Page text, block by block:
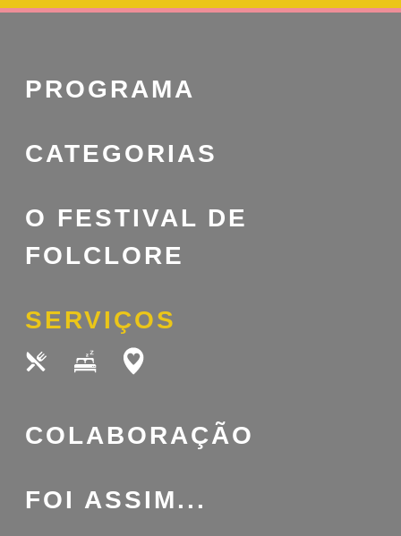
PROGRAMA
CATEGORIAS
O FESTIVAL DE
FOLCLORE
SERVIÇOS
COLABORAÇÃO
FOI ASSIM...